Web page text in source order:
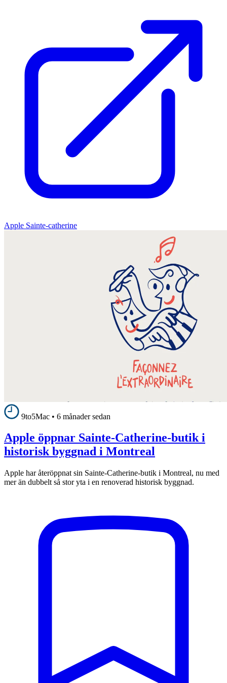
Apple Sainte-catherine
9to5Mac • 6 månader sedan
Apple öppnar Sainte-Catherine-butik i
historisk byggnad i Montreal
Apple har återöppnat sin Sainte-Catherine-butik i Montreal, nu med
mer än dubbelt så stor yta i en renoverad historisk byggnad.